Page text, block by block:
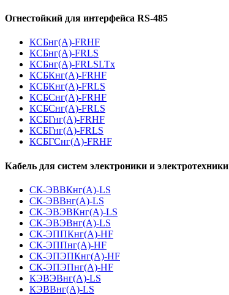
Огнестойкий для интерфейса RS-485
КСБнг(А)-FRHF
КСБнг(А)-FRLS
КСБнг(А)-FRLSLTx
КСБКнг(А)-FRHF
КСБКнг(А)-FRLS
КСБСнг(А)-FRHF
КСБСнг(А)-FRLS
КСБГнг(А)-FRHF
КСБГнг(А)-FRLS
КСБГСнг(А)-FRHF
Кабель для систем электроники и электротехники
СК-ЭВВКнг(А)-LS
СК-ЭВВнг(А)-LS
СК-ЭВЭВКнг(А)-LS
СК-ЭВЭВнг(А)-LS
СК-ЭППКнг(А)-HF
СК-ЭППнг(А)-HF
СК-ЭПЭПКнг(А)-HF
СК-ЭПЭПнг(А)-HF
КЭВЭВнг(А)-LS
КЭВВнг(А)-LS